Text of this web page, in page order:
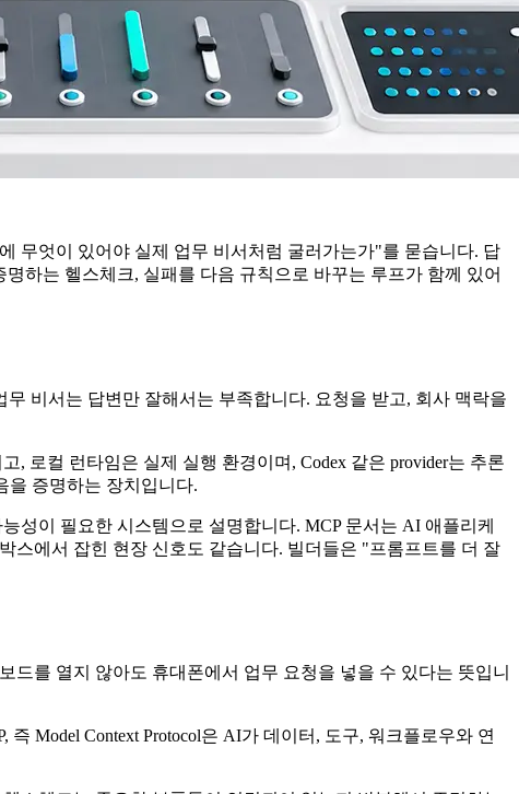
무엇이 있어야 실제 업무 비서처럼 굴러가는가"를 묻습니다. 답
하는 헬스체크, 실패를 다음 규칙으로 바꾸는 루프가 함께 있어
비서는 답변만 잘해서는 부족합니다. 요청을 받고, 회사 맥락을
, 로컬 런타임은 실제 실행 환경이며, Codex 같은 provider는 추론
을 증명하는 장치입니다.
성이 필요한 시스템으로 설명합니다. MCP 문서는 AI 애플리케
스에서 잡힌 현장 신호도 같습니다. 빌더들은 "프롬프트를 더 잘
드를 열지 않아도 휴대폰에서 업무 요청을 넣을 수 있다는 뜻입니
Model Context Protocol은 AI가 데이터, 도구, 워크플로우와 연